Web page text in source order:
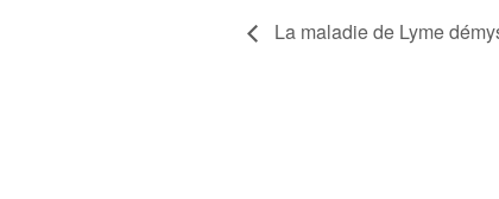
La maladie de Lyme